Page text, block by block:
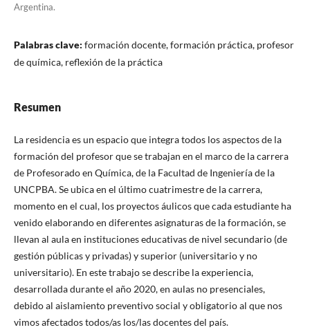
Argentina.
Palabras clave: formación docente, formación práctica, profesor
de química, reflexión de la práctica
Resumen
La residencia es un espacio que integra todos los aspectos de la
formación del profesor que se trabajan en el marco de la carrera
de Profesorado en Química, de la Facultad de Ingeniería de la
UNCPBA. Se ubica en el último cuatrimestre de la carrera,
momento en el cual, los proyectos áulicos que cada estudiante ha
venido elaborando en diferentes asignaturas de la formación, se
llevan al aula en instituciones educativas de nivel secundario (de
gestión públicas y privadas) y superior (universitario y no
universitario). En este trabajo se describe la experiencia,
desarrollada durante el año 2020, en aulas no presenciales,
debido al aislamiento preventivo social y obligatorio al que nos
vimos afectados todos/as los/las docentes del país.